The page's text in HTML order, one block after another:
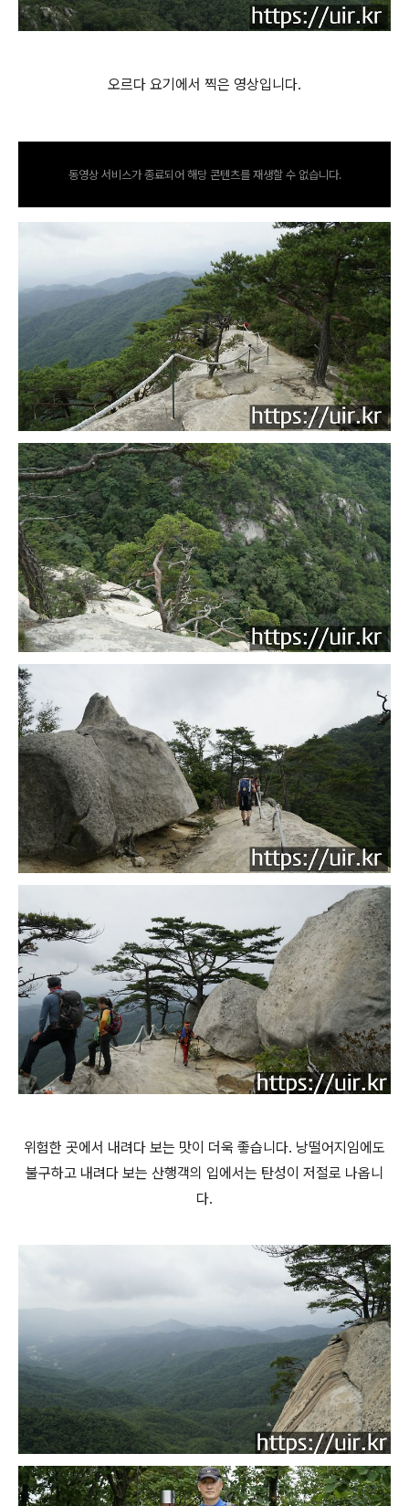
오르다 요기에서 찍은 영상입니다.
동영상 서비스가 종료되어 해당 콘텐츠를 재생할 수 없습니다.
위험한 곳에서 내려다 보는 맛이 더욱 좋습니다. 낭떨어지임에도
불구하고 내려다 보는 산행객의 입에서는 탄성이 저절로 나옵니
다.